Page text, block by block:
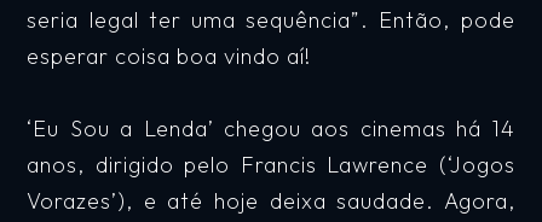
seria legal ter uma sequência”. Então, pode
esperar coisa boa vindo aí!
‘Eu Sou a Lenda’ chegou aos cinemas há 14
anos, dirigido pelo Francis Lawrence (‘Jogos
Vorazes’), e até hoje deixa saudade. Agora,